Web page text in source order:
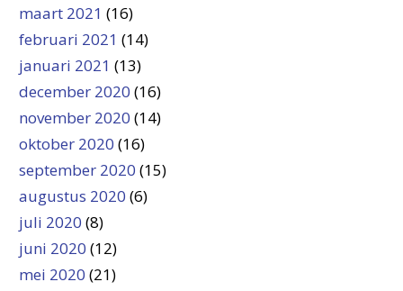
maart 2021 (16)
februari 2021 (14)
januari 2021 (13)
december 2020 (16)
november 2020 (14)
oktober 2020 (16)
september 2020 (15)
augustus 2020 (6)
juli 2020 (8)
juni 2020 (12)
mei 2020 (21)